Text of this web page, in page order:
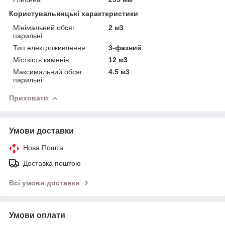
Користувальницькі характеристики
Мінімальний обсяг
парильні
2 м3
Тип електроживлення
3-фазний
Місткість каменів
12 м3
Максимальний обсяг
парильні
4.5 м3
Приховати
Умови доставки
Нова Пошта
Доставка поштою
Всі умови доставки
Умови оплати